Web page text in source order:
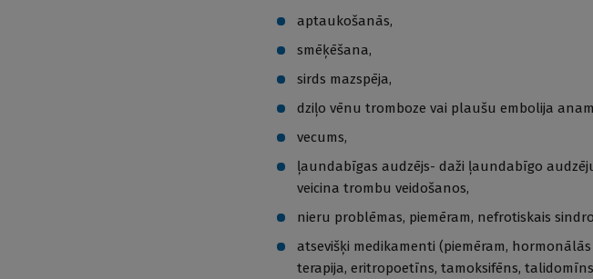
aptaukošanās,
smēķēšana,
sirds mazspēja,
dziļo vēnu tromboze vai plaušu embolija
vecums,
ļaundabīgas audzējs- daži ļaundabīgo
veicina trombu veidošanos,
nieru problēmas, piemēram, nefrotiskais
atsevišķi medikamenti (piemēram,
terapija, eritropoetīns, tamoksifēns,